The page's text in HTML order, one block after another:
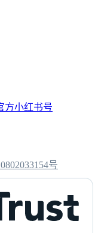
号